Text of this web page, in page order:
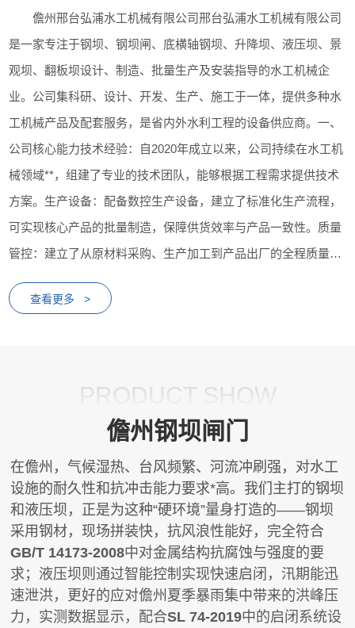
儋州邢台弘浦水工机械有限公司邢台弘浦水工机械有限公司
是一家专注于钢坝、钢坝闸、底横轴钢坝、升降坝、液压坝、景
观坝、翻板坝设计、制造、批量生产及安装指导的水工机械企
业。公司集科研、设计、开发、生产、施工于一体，提供多种水
工机械产品及配套服务，是省内外水利工程的设备供应商。一、
公司核心能力技术经验：自2020年成立以来，公司持续在水工机
械领域**，组建了专业的技术团队，能够根据工程需求提供技术
方案。生产设备：配备数控生产设备，建立了标准化生产流程，
可实现核心产品的批量制造，保障供货效率与产品一致性。质量
管控：建立了从原材料采购、生产加工到产品出厂的全程质量管
控体系，配备相应检测设备，对产品性能进行检测...
查看更多 >
PRODUCT SHOW
儋州钢坝闸门
在儋州，气候湿热、台风频繁、河流冲刷强，对水工
设施的耐久性和抗冲击能力要求*高。我们主打的钢坝
和液压坝，正是为这种“硬环境”量身打造的——钢坝
采用钢材，现场拼装快，抗风浪性能好，完全符合
GB/T 14173-2008中对金属结构抗腐蚀与强度的要
求；液压坝则通过智能控制实现快速启闭，汛期能迅
速泄洪，更好的应对儋州夏季暴雨集中带来的洪峰压
力，实测数据显示，配合SL 74-2019中的启闭系统设